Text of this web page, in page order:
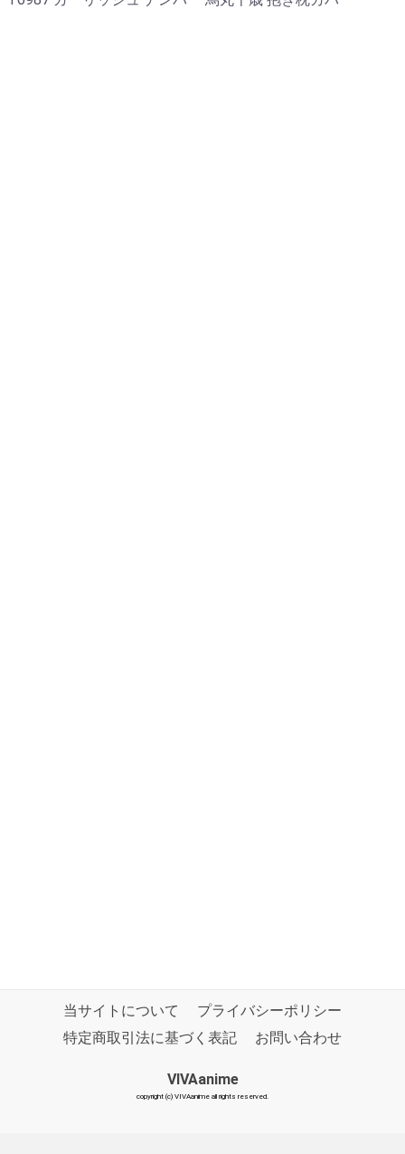
当サイトについて
プライバシーポリシー
特定商取引法に基づく表記
お問い合わせ
VIVAanime
copyright (c) VIVAanime all rights reserved.